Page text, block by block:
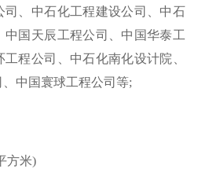
司、中石化工程建设公司、中石
中国天辰工程公司、中国华泰工
程公司、中石化南化设计院、
中国寰球工程公司等;
方米)